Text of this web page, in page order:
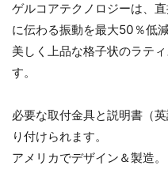
ゲルコアテクノロジーは、
に伝わる振動を最大50％低
美しく上品な格子状のラテ
す。
必要な取付金具と説明書（
り付けられます。
アメリカでデザイン＆製造。